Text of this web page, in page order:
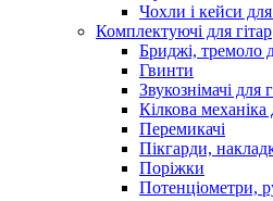
Чохли і кейси
Комплектуючі для гітар
Бриджі, тремоло
Гвинти
Звукознімачі для
Кілкова механіка
Перемикачі
Пікгарди,
Поріжки
Потенціометри,